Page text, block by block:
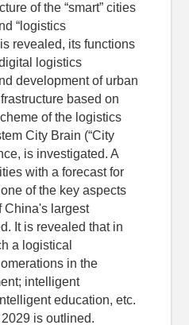
of the “smart” cities
“logistics
revealed, its functions
logistics
development of urban
based on
of the logistics
City Brain (“City
is investigated. A
with a forecast for
of the key aspects
China's largest
It is revealed that in
a logistical
in the
intelligent
education, etc.
is outlined.